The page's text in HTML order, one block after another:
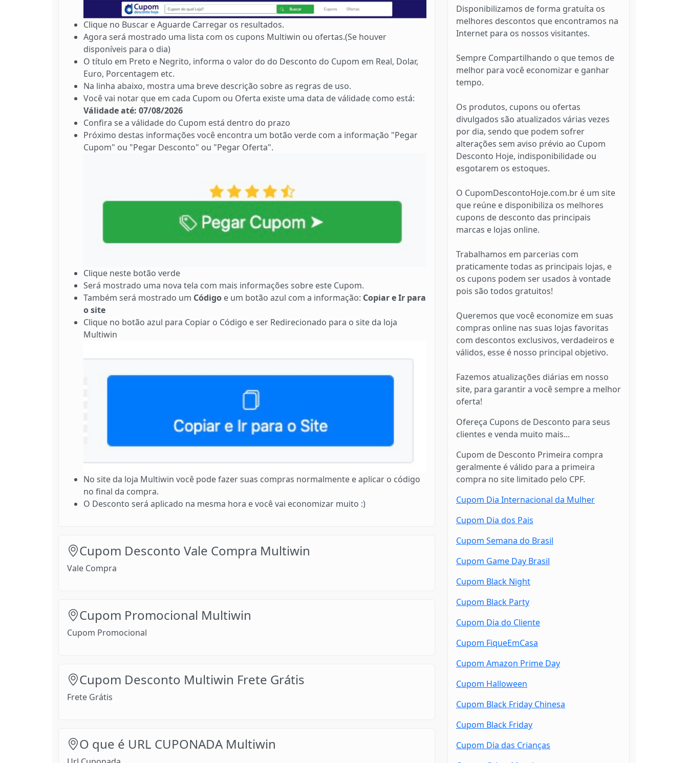
Clique no Buscar e Aguarde Carregar os resultados.
Agora será mostrado uma lista com os cupons Multiwin ou ofertas.(Se houver
disponíveis para o dia)
O título em Preto e Negrito, informa o valor do do Desconto do Cupom em Real, Dolar,
Euro, Porcentagem etc.
Na linha abaixo, mostra uma breve descrição sobre as regras de uso.
Você vai notar que em cada Cupom ou Oferta existe uma data de válidade como está:
Válidade até: 07/08/2026
Confira se a válidade do Cupom está dentro do prazo
Próximo destas informações você encontra um botão verde com a informação "Pegar
Cupom" ou "Pegar Desconto" ou "Pegar Oferta".
Clique neste botão verde
Será mostrado uma nova tela com mais informações sobre este Cupom.
Também será mostrado um Código e um botão azul com a informação: Copiar e Ir para
o site
Clique no botão azul para Copiar o Código e ser Redirecionado para o site da loja
Multiwin
No site da loja Multiwin você pode fazer suas compras normalmente e aplicar o código
no final da compra.
O Desconto será aplicado na mesma hora e você vai economizar muito :)
Cupom Desconto Vale Compra Multiwin
Vale Compra
Cupom Promocional Multiwin
Cupom Promocional
Cupom Desconto Multiwin Frete Grátis
Frete Grátis
O que é URL CUPONADA Multiwin
Disponibilizamos de forma gratuíta os
melhores descontos que encontramos na
Internet para os nossos visitantes.
Sempre Compartilhando o que temos de
melhor para você economizar e ganhar
tempo.
Os produtos, cupons ou ofertas
divulgados são atualizados várias vezes
por dia, sendo que podem sofrer
alterações sem aviso prévio ao Cupom
Desconto Hoje, indisponibilidade ou
esgotarem os estoques.
O CupomDescontoHoje.com.br é um site
que reúne e disponibiliza os melhores
cupons de desconto das principais
marcas e lojas online.
Trabalhamos em parcerias com
praticamente todas as principais lojas, e
os cupons podem ser usados à vontade
pois são todos gratuitos!
Queremos que você economize em suas
compras online nas suas lojas favoritas
com descontos exclusivos, verdadeiros e
válidos, esse é nosso principal objetivo.
Fazemos atualizações diárias em nosso
site, para garantir a você sempre a melhor
oferta!
Ofereça Cupons de Desconto para seus
clientes e venda muito mais...
Cupom de Desconto Primeira compra
geralmente é válido para a primeira
compra no site limitado pelo CPF.
Cupom Dia Internacional da Mulher
Cupom Dia dos Pais
Cupom Semana do Brasil
Cupom Game Day Brasil
Cupom Black Night
Cupom Black Party
Cupom Dia do Cliente
Cupom FiqueEmCasa
Cupom Amazon Prime Day
Cupom Halloween
Cupom Black Friday Chinesa
Cupom Black Friday
Cupom Dia das Crianças